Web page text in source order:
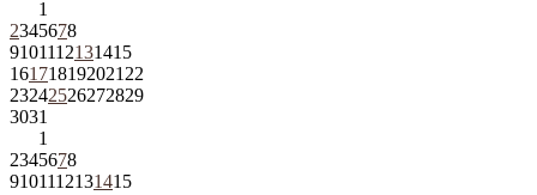
1
2345678
9101112131415
161718192021 22
23242526272829
3031
1
2345678
9101112131415